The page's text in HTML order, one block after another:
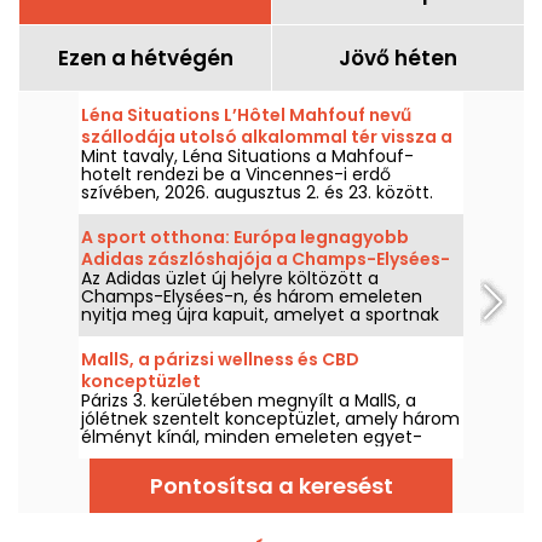
Ezen a hétvégén Jövő héten
Léna Situations L’Hôtel Mahfouf nevű
szállodája utolsó alkalommal tér vissza a
Bois de Vincennes szívébe.
Mint tavaly, Léna Situations a Mahfouf-
hotelt rendezi be a Vincennes-i erdő
szívében, 2026. augusztus 2. és 23. között.
Egy laza, nyári hangulatú helyszín,
augusztusi vlogokkal, vásárlással,
vegetáriánus finomságokkal és pihenéssel,
nosztalgikus ízzel.
A sport otthona: Európa legnagyobb
Adidas zászlóshajója a Champs-Elysées-
n, mi újság?
Az Adidas üzlet új helyre költözött a
Champs-Elysées-n, és három emeleten
nyitja meg újra kapuit, amelyet a sportnak
és az életmódnak szenteltek, két exkluzív
területtel: egy testreszabási műhellyel, ahol
feldobhatod a cipőidet és pólóidat, valamint
a ZZ Suite-zal.
MallS, a párizsi wellness és CBD
konceptüzlet
Párizs 3. kerületében megnyílt a MallS, a
jólétnek szentelt konceptüzlet, amely három
élményt kínál, minden emeleten egyet-
egyet! Itt jógázhat, megcsodálhatja fiatal
művészek munkáit és vásárolhat CBD-
termékeket.Pontosítsa a keresést